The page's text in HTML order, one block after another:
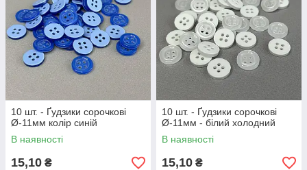
10 шт. - Ґудзики сорочкові
Ø-11мм колір синій
В наявності
15,10 ₴
10 шт. - Ґудзики сорочкові
Ø-11мм - білий холодний
В наявності
15,10 ₴